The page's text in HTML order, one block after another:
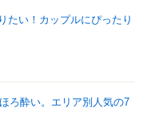
たい！カップルにぴったり
ろ酔い。エリア別人気の7